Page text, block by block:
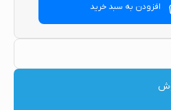
افزودن به سبد خرید